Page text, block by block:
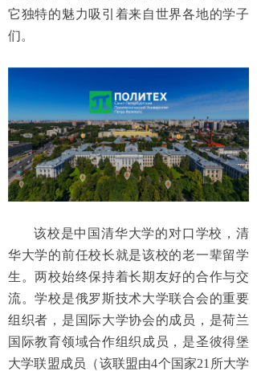
它独特的魅力吸引着来自世界各地的学子
们。
该校是中国清华大学的对口学校，清
华大学的前任校长就是该校的老一辈留学
生。两校始终保持着长期友好的合作与交
流。学校是俄罗斯技术大学联合会的重要
组织者，是国际大学协会的成员，是荷兰
国际教育领域合作组织成员，是圣彼得堡
大学联盟成员（该联盟由4个国家21所大学